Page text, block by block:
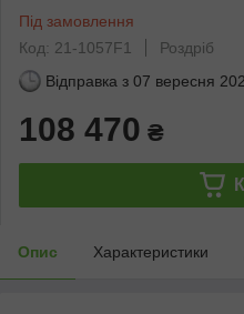
Під замовлення
Код: 21-1057F1
Роздріб
Відправка з 07 вересня
108 470 ₴
Опис Характеристики